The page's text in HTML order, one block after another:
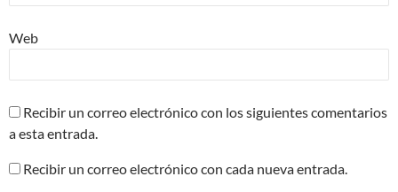
Web
Recibir un correo electrónico con los siguientes comentarios
a esta entrada.
Recibir un correo electrónico con cada nueva entrada.